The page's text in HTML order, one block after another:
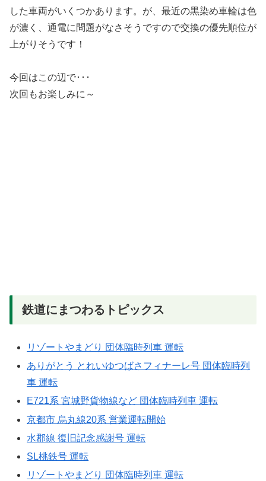
した車両がいくつかあります。が、最近の黒染め車輪は色
が濃く、通電に問題がなさそうですので交換の優先順位が
上がりそうです！
今回はこの辺で･･･
次回もお楽しみに～
鉄道にまつわるトピックス
リゾートやまどり 団体臨時列車 運転
ありがとう とれいゆつばさフィナーレ号 団体臨時列
車 運転
E721系 宮城野貨物線など 団体臨時列車 運転
京都市 烏丸線20系 営業運転開始
水郡線 復旧記念感謝号 運転
SL桃鉄号 運転
リゾートやまどり 団体臨時列車 運転